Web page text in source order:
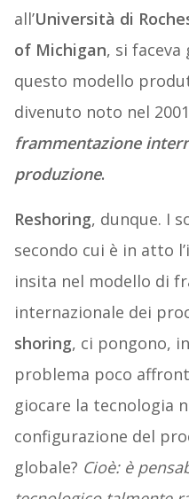
all’Università di
of Michigan, si faceva
questo modello
divenuto noto nel
frammentazione
produzione.
Reshoring, dunque. I
secondo cui è in atto
insita nel modello di
internazionale dei
shoring, ci pongono,
problema poco
giocare la tecnologia
configurazione del
globale? Cioè: è